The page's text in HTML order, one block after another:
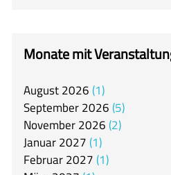
itslearning
Arbeitsgemeinschaften
Mensa
Unsere
Monate mit
August2026 1
September2026 5
November2026 2
Januar2027 1
Februar2027 1